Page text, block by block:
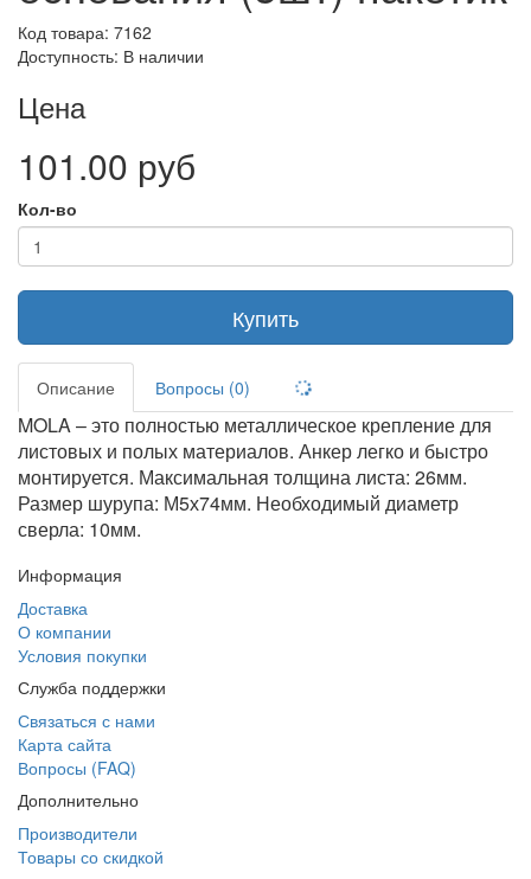
Код товара: 7162
Доступность: В наличии
Цена
101.00 руб
Кол-во
Купить
Описание Вопросы (0)
MOLA – это полностью металлическое крепление для
листовых и полых материалов. Анкер легко и быстро
монтируется. Максимальная толщина листа: 26мм.
Размер шурупа: М5х74мм. Необходимый диаметр
сверла: 10мм.
Информация
Доставка
О компании
Условия покупки
Служба поддержки
Связаться с нами
Карта сайта
Вопросы (FAQ)
Дополнительно
Производители
Товары со скидкой